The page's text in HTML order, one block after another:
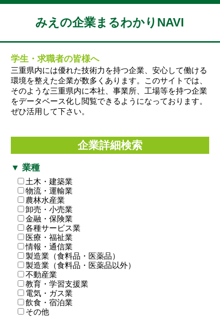
みえの企業まるわかりNAVI
学生・求職者の皆様へ
三重県内には優れた技術力を持つ企業、安心して働ける
環境を整えた企業が数多くあります。このサイトでは、
そのような三重県内に本社、事業所、工場等を持つ企業
をデータベース化し閲覧できるようになっております。
ぜひ活用して下さい。
企業詳細検索
▼ 業種
土木・建築業
物流・運輸業
農林水産業
卸売・小売業
金融・保険業
各種サービス業
医療・福祉業
情報・通信業
製造業（食料品・医薬品）
製造業（食料品・医薬品以外）
不動産業
教育・学習支援業
電気・ガス業
飲食・宿泊業
その他